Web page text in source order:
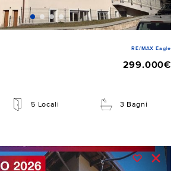
RE/MAX Eagle
299.000€
5 Locali 3 Bagni